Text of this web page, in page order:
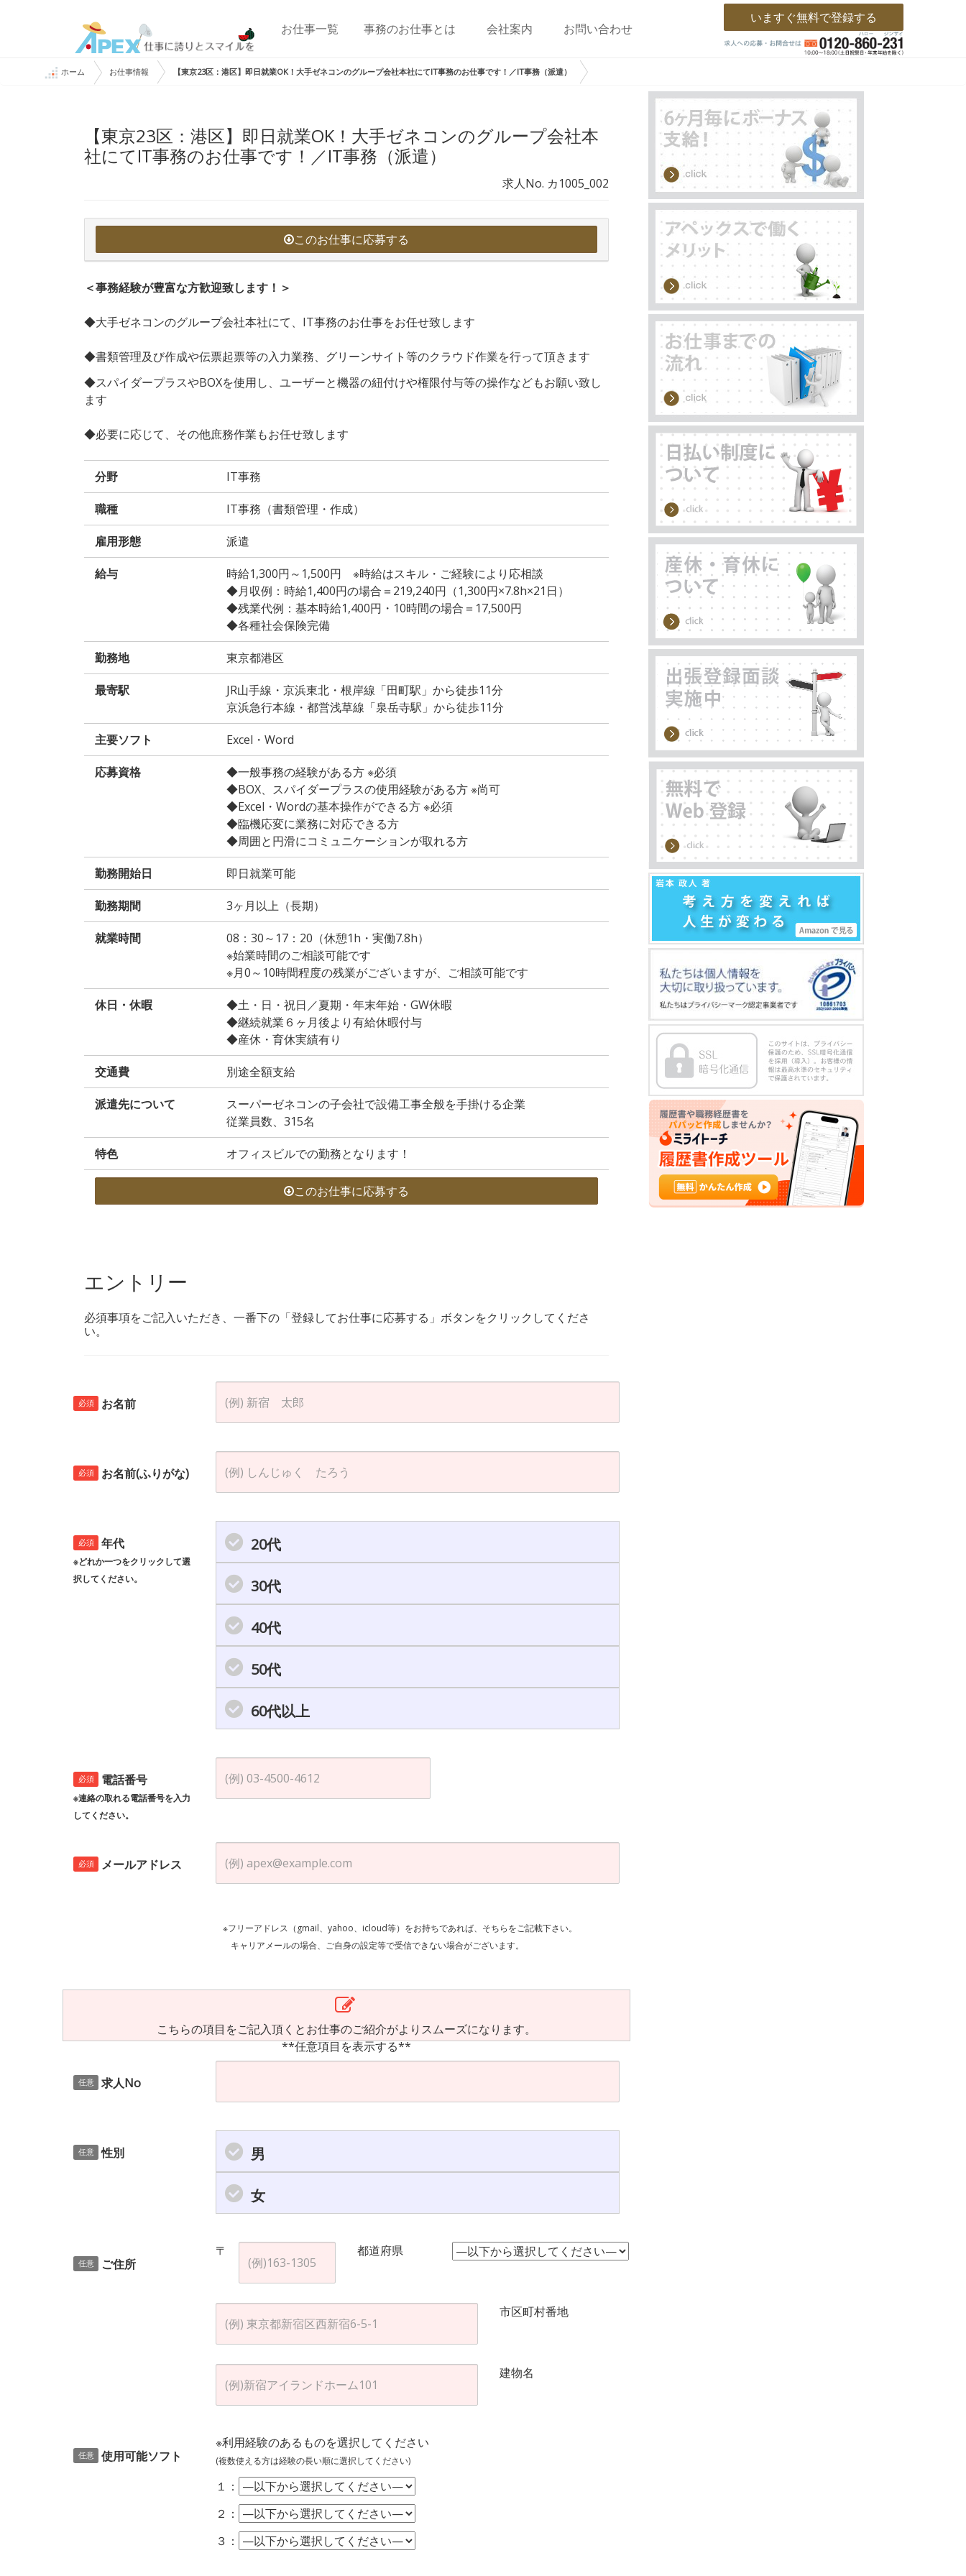
お仕事一覧 事務のお仕事とは 会社案内 お問い合わせ
いますぐ無料で登録する
ホーム お仕事情報 【東京23区：港区】即日就業OK！大手ゼネコンのグループ会社本社にてIT事務のお仕事です！／IT事務（派遣）
【東京23区：港区】即日就業OK！大手ゼネコンのグループ会社本
社にてIT事務のお仕事です！／IT事務（派遣）
求人No. カ1005_002
このお仕事に応募する
＜事務経験が豊富な方歓迎致します！＞
◆大手ゼネコンのグループ会社本社にて、IT事務のお仕事をお任せ致します
◆書類管理及び作成や伝票起票等の入力業務、グリーンサイト等のクラウド作業を行って頂きます
◆スパイダープラスやBOXを使用し、ユーザーと機器の紐付けや権限付与等の操作などもお願い致し
ます
◆必要に応じて、その他庶務作業もお任せ致します
分野 IT事務
職種 IT事務（書類管理・作成）
雇用形態 派遣
給与
時給1,300円～1,500円 ※時給はスキル・ご経験により応相談
◆月収例：時給1,400円の場合＝219,240円（1,300円×7.8h×21日）
◆残業代例：基本時給1,400円・10時間の場合＝17,500円
◆各種社会保険完備
勤務地 東京都港区
最寄駅
JR山手線・京浜東北・根岸線「田町駅」から徒歩11分
京浜急行本線・都営浅草線「泉岳寺駅」から徒歩11分
主要ソフト Excel・Word
応募資格
◆一般事務の経験がある方 ※必須
◆BOX、スパイダープラスの使用経験がある方 ※尚可
◆Excel・Wordの基本操作ができる方 ※必須
◆臨機応変に業務に対応できる方
◆周囲と円滑にコミュニケーションが取れる方
勤務開始日 即日就業可能
勤務期間 3ヶ月以上（長期）
就業時間
08：30～17：20（休憩1h・実働7.8h）
※始業時間のご相談可能です
※月0～10時間程度の残業がございますが、ご相談可能です
休日・休暇
◆土・日・祝日／夏期・年末年始・GW休暇
◆継続就業６ヶ月後より有給休暇付与
◆産休・育休実績有り
交通費 別途全額支給
派遣先について
スーパーゼネコンの子会社で設備工事全般を手掛ける企業
従業員数、315名
特色 オフィスビルでの勤務となります！
このお仕事に応募する
エントリー
必須事項をご記入いただき、一番下の「登録してお仕事に応募する」ボタンをクリックしてくださ
い。
必須 お名前
必須 お名前(ふりがな)
必須 年代
※どれか一つをクリックして選
択してください。
20代
30代
40代
50代
60代以上
必須 電話番号
※連絡の取れる電話番号を入力
してください。
必須 メールアドレス
※フリーアドレス（gmail、yahoo、icloud等）をお持ちであれば、そちらをご記載下さい。
キャリアメールの場合、ご自身の設定等で受信できない場合がございます。
こちらの項目をご記入頂くとお仕事のご紹介がよりスムーズになります。
**任意項目を表示する**
任意 求人No
任意 性別 男
女
任意 ご住所
〒 都道府県
市区町村番地
建物名
任意 使用可能ソフト
※利用経験のあるものを選択してください
(複数使える方は経験の長い順に選択してください)
１：
２：
３：